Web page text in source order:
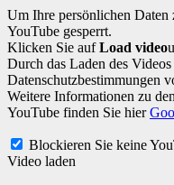
Um Ihre persönlichen Daten
YouTube gesperrt.
Klicken Sie aufLoad video
Durch das Laden des
Datenschutzbestimmungen
Weitere Informationen zu
YouTube finden Sie hier
Blockieren Sie keine
Video laden